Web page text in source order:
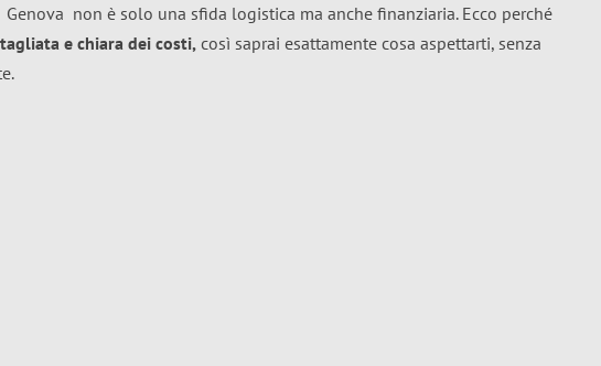
Genova non è solo una sfida logistica ma anche finanziaria. Ecco perché
e chiara dei costi, così saprai esattamente cosa aspettarti, senza